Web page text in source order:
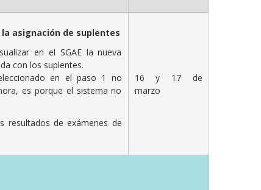
la asignación de suplentes
en el SGAE la nueva
con los suplentes.
en el paso 1 no
es porque el sistema no
resultados de exámenes de
16 y 17 de
marzo